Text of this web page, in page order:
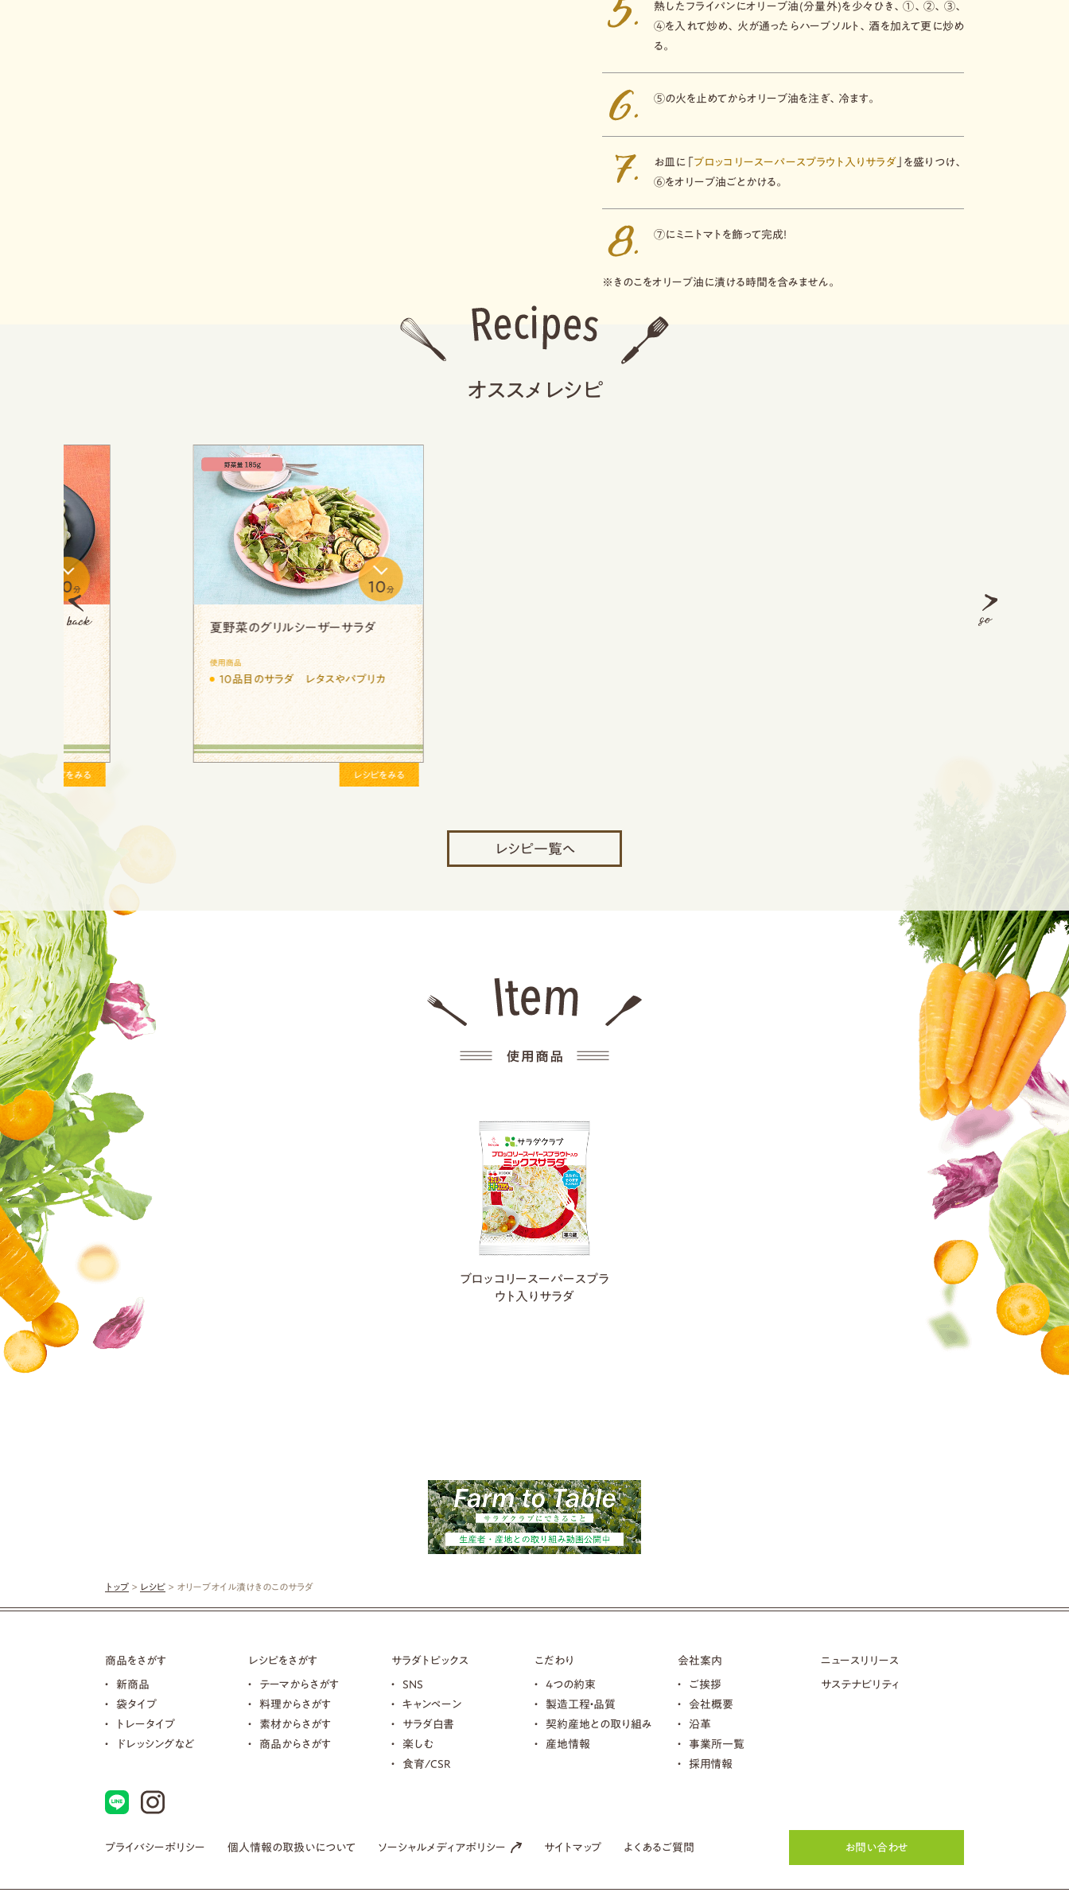
熱したフライパンにオリーブ油(分量外)を少々ひき、①、②、③、
④を入れて炒め、火が通ったらハーブソルト、酒を加えて更に炒め
る。
⑤の火を止めてからオリーブ油を注ぎ、冷ます。
お皿に「 ブロッコリースーパースプラウト入りサラダ
」を盛りつけ、
⑥をオリーブ油ごとかける。
⑦にミニトマトを飾って完成！
※きのこをオリーブ油に漬ける時間を含みません。
オススメレシピ
Previous 野菜を味わう冷しゃぶサラダ
10分
10品目のサラダ大根と香る青じそ
レシピ一覧へ
ブロッコリースーパースプラ
ウト入りサラダ
トップ > レシピ > オリーブオイル漬けきのこのサラダ
商品をさがす
新商品
袋タイプ
トレータイプ
ドレッシングなど
レシピをさがす
テーマからさがす
料理からさがす
素材からさがす
商品からさがす
サラダトピックス
SNS
キャンペーン
サラダ白書
楽しむ
食育/CSR
こだわり
4つの約束
製造工程・品質
契約産地との取り組み
産地情報
会社案内
ご挨拶
会社概要
沿革
事業所一覧
採用情報
ニュースリリース
サステナビリティ
プライバシーポリシー 個人情報の取扱いについて ソーシャルメディアポリシー サイトマップ よくあるご質問 お問い合わせ